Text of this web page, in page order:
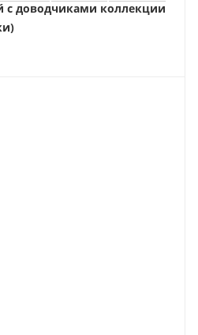
с доводчиками коллекции